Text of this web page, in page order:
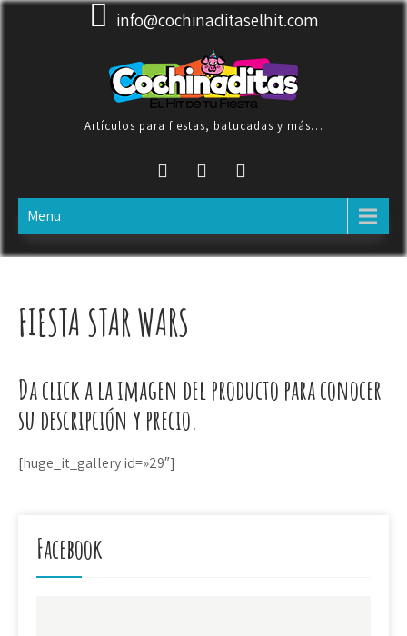
Skip
info@cochinaditaselhit.com
Artículos para fiestas, batucadas y más…
Menu
FIESTA STAR WARS
Da click a la imagen del producto para conocer
su descripción y precio.
[huge_it_gallery id=»29″]
Facebook